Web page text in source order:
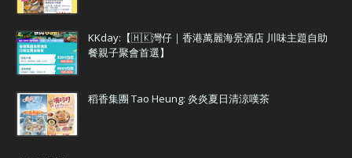
KKday:【🇭🇰灣仔｜香港萬麗海景酒店 川味主題自助
餐親子聚會首選】
稻香集團 Tao Heung: 炎炎夏日清涼嘆茶